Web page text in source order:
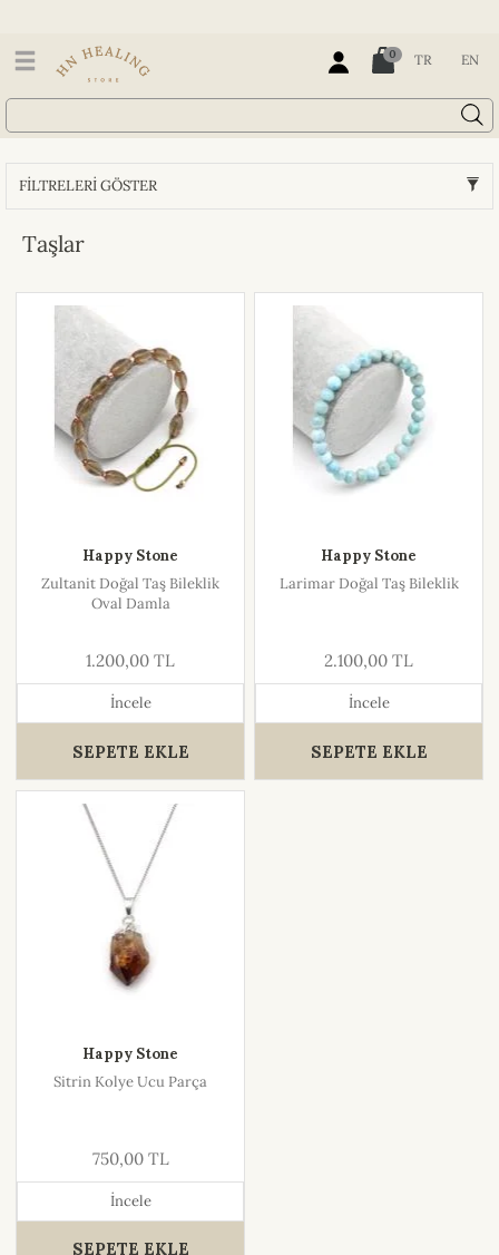
0 TR EN
FİLTRELERİ GÖSTER
Taşlar
Happy Stone
Zultanit Doğal Taş Bileklik
Oval Damla
1.200,00 TL
İncele
SEPETE EKLE
Happy Stone
Larimar Doğal Taş Bileklik
2.100,00 TL
İncele
SEPETE EKLE
Happy Stone
Sitrin Kolye Ucu Parça
750,00 TL
İncele
SEPETE EKLE